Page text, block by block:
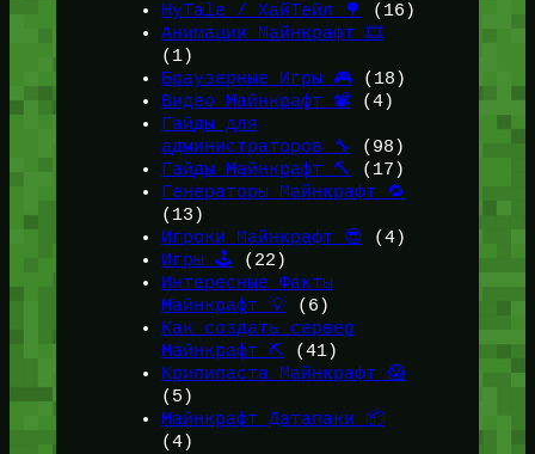
HyTale / ХайТейл 🌳
(16)
Анимации Майнкрафт 🎞️
(1)
Браузерные Игры 🎮(18)
Видео Майнкрафт 📽️ (4)
Гайды для
администраторов 🔧
(98)
Гайды Майнкрафт 🔨
(17)
Генераторы Майнкрафт 🔁
(13)
Игроки Майнкрафт 😎 (4)
Игры 🕹️ (22)
Интересные Факты
Майнкрафт 💡(6)
Как создать сервер
Майнкрафт ⛏️ (41)
Крипипаста Майнкрафт 😱
(5)
Майнкрафт Датапаки 📦
(4)